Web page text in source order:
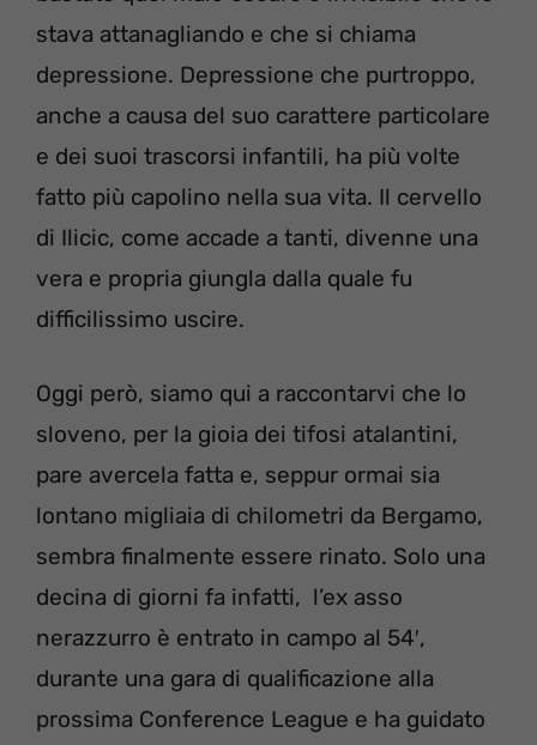
stava attanagliando e che si chiama
depressione. Depressione che purtroppo,
anche a causa del suo carattere particolare
e dei suoi trascorsi infantili, ha più volte
fatto più capolino nella sua vita. Il cervello
di Ilicic, come accade a tanti, divenne una
vera e propria giungla dalla quale fu
difficilissimo uscire.
Oggi però, siamo qui a raccontarvi che lo
sloveno, per la gioia dei tifosi atalantini,
pare avercela fatta e, seppur ormai sia
lontano migliaia di chilometri da Bergamo,
sembra finalmente essere rinato. Solo una
decina di giorni fa infatti, l’ex asso
nerazzurro è entrato in campo al 54′,
durante una gara di qualificazione alla
prossima Conference League e ha guidato